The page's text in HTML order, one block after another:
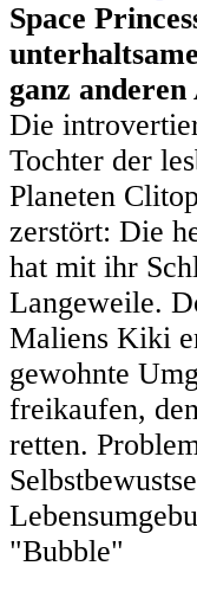
Space
ganz
Die
Tochter der
Planeten
zerstört: Die
hat mit ihr
Langeweile.
Maliens Kiki
gewohnte
freikaufen,
retten.
"Bubble"